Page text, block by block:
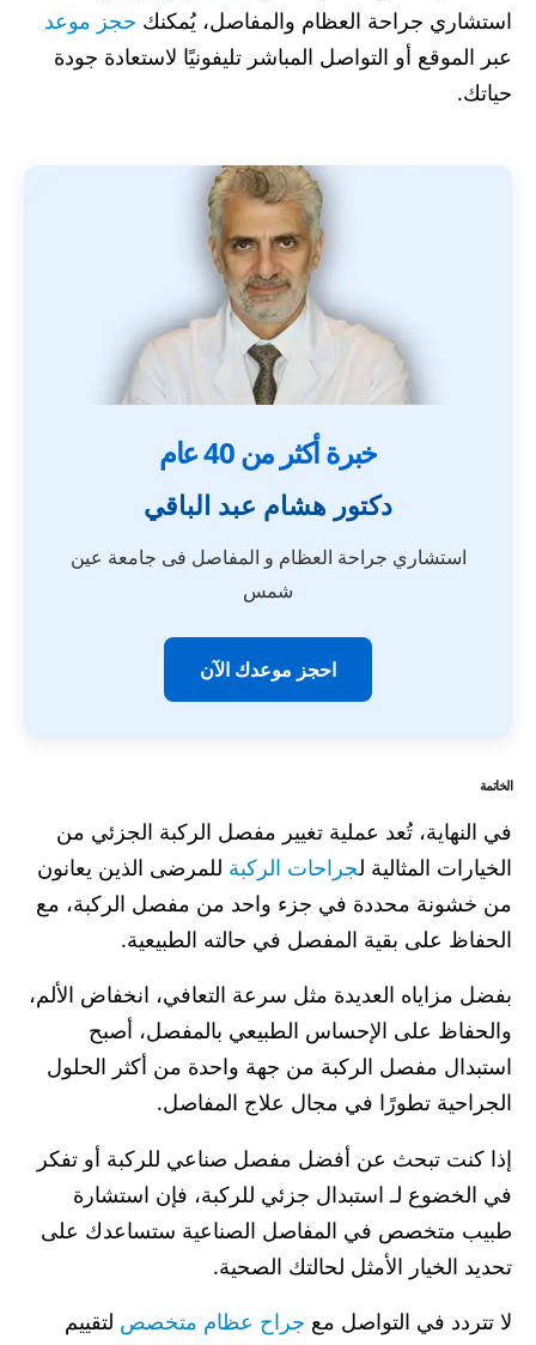
استشاري جراحة العظام والمفاصل، يُمكنك حجز موعد
عبر الموقع أو التواصل المباشر تليفونيًا لاستعادة جودة
حياتك.
خبرة أكثر من 40 عام
دكتور هشام عبد الباقي
استشاري جراحة العظام و المفاصل فى جامعة عين
شمس
احجز موعدك الآن
الخاتمة
في النهاية، تُعد عملية تغيير مفصل الركبة الجزئي من
الخيارات المثالية لجراحات الركبة للمرضى الذين يعانون
من خشونة محددة في جزء واحد من مفصل الركبة، مع
الحفاظ على بقية المفصل في حالته الطبيعية.
بفضل مزاياه العديدة مثل سرعة التعافي، انخفاض الألم،
والحفاظ على الإحساس الطبيعي بالمفصل، أصبح
استبدال مفصل الركبة من جهة واحدة من أكثر الحلول
الجراحية تطورًا في مجال علاج المفاصل.
إذا كنت تبحث عن أفضل مفصل صناعي للركبة أو تفكر
في الخضوع لـ استبدال جزئي للركبة، فإن استشارة
طبيب متخصص في المفاصل الصناعية ستساعدك على
تحديد الخيار الأمثل لحالتك الصحية.
لا تتردد في التواصل مع جراح عظام متخصص لتقييم